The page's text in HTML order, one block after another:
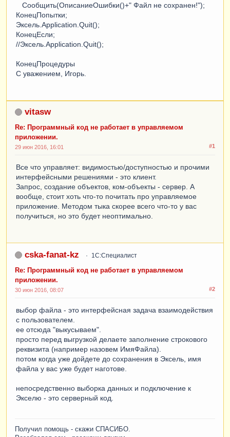
Сообщить(ОписаниеОшибки()+" Файл не сохранен!");
КонецПопытки;
Эксель.Application.Quit();
КонецЕсли;
//Эксель.Application.Quit();
КонецПроцедуры
С уважением, Игорь.
vitasw
Re: Программный код не работает в управляемом
приложении.
#1
29 июн 2016, 16:01
Все что управляет: видимостью/доступностью и прочими
интерфейсными решениями - это клиент.
Запрос, создание объектов, ком-объекты - сервер. А
вообще, стоит хоть что-то почитать про управляемое
приложение. Методом тыка скорее всего что-то у вас
получиться, но это будет неоптимально.
cska-fanat-kz 1С:Специалист
Re: Программный код не работает в управляемом
приложении.
#2
30 июн 2016, 08:07
выбор файла - это интерфейсная задача взаимодействия
с пользователем.
ее отсюда "выкусываем".
просто перед выгрузкой делаете заполнение строкового
реквизита (например назовем ИмяФайла).
потом когда уже дойдете до сохранения в Эксель, имя
файла у вас уже будет наготове.
непосредственно выборка данных и подключение к
Экселю - это серверный код.
Получил помощь - скажи СПАСИБО.